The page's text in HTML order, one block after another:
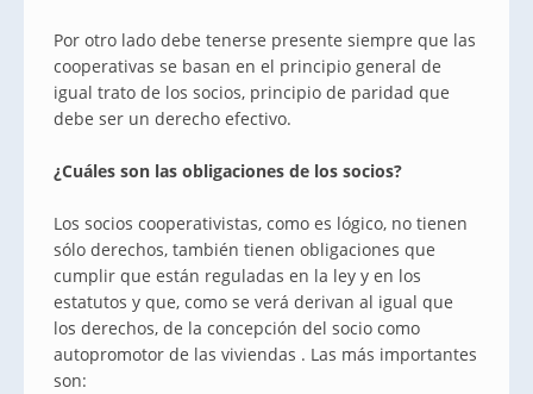
Por otro lado debe tenerse presente siempre que las
cooperativas se basan en el principio general de
igual trato de los socios, principio de paridad que
debe ser un derecho efectivo.
¿Cuáles son las obligaciones de los socios?
Los socios cooperativistas, como es lógico, no tienen
sólo derechos, también tienen obligaciones que
cumplir que están reguladas en la ley y en los
estatutos y que, como se verá derivan al igual que
los derechos, de la concepción del socio como
autopromotor de las viviendas . Las más importantes
son: